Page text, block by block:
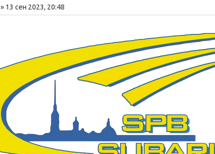
» 13 сен 2023, 20:48